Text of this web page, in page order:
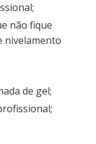
não fique
nivelamento
de gel;